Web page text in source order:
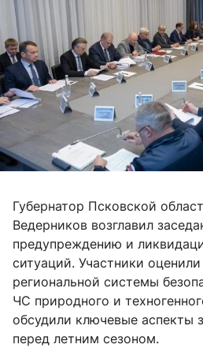
Губернатор Псковской
Ведерников возглавил
предупреждению и
ситуаций. Участники оценили
региональной системы
ЧС природного и
обсудили ключевые аспекты
перед летним сезоном.